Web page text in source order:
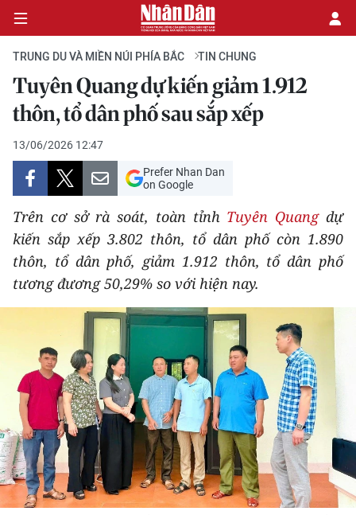
CHÍNH TRỊ
KINH TẾ
VĂN HÓA
XÃ HỘI
PHÁP LUẬT
THẾ GIỚI
THỂ THAO
GIÁO DỤC
Y TẾ
KHOA HỌC - CÔNG NGHỆ
TRUNG DU VÀ MIỀN NÚI PHÍA BẮC TIN CHUNG
Tuyên Quang dự kiến giảm 1.912
thôn, tổ dân phố sau sắp xếp
13/06/2026 12:47
Prefer Nhan Dan
on Google
Trên cơ sở rà soát, toàn tỉnh Tuyên Quangdự
kiến sắp xếp 3.802 thôn, tổ dân phố còn 1.890
thôn, tổ dân phố, giảm 1.912 thôn, tổ dân phố
tương đương 50,29% so với hiện nay.